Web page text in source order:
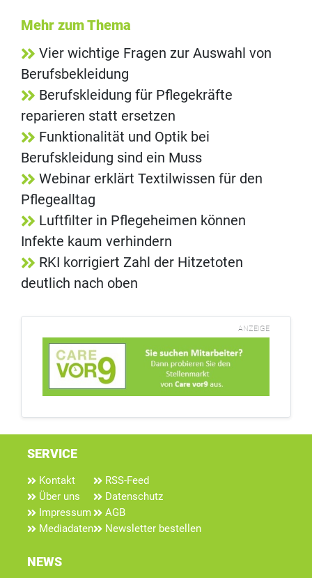
Mehr zum Thema
Vier wichtige Fragen zur Auswahl von
Berufsbekleidung
Berufskleidung für Pflegekräfte
reparieren statt ersetzen
Funktionalität und Optik bei
Berufskleidung sind ein Muss
Webinar erklärt Textilwissen für den
Pflegealltag
Luftfilter in Pflegeheimen können
Infekte kaum verhindern
RKI korrigiert Zahl der Hitzetoten
deutlich nach oben
ANZEIGE
SERVICE
Kontakt
Über uns
Impressum
Mediadaten
RSS-Feed
Datenschutz
AGB
Newsletter bestellen
NEWS